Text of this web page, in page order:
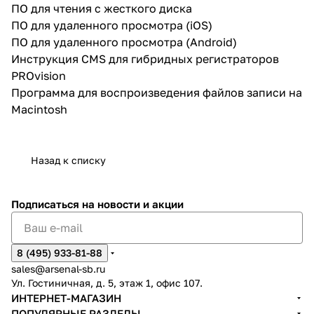
ПО для чтения с жесткого диска
ПО для удаленного просмотра (iOS)
ПО для удаленного просмотра (Android)
Инструкция CMS для гибридных регистраторов
PROvision
Программа для воспроизведения файлов записи на
Macintosh
Назад к списку
Подписаться на новости и акции
8 (495) 933-81-88
sales@arsenal-sb.ru
Ул. Гостиничная, д. 5, этаж 1, офис 107.
ИНТЕРНЕТ-МАГАЗИН